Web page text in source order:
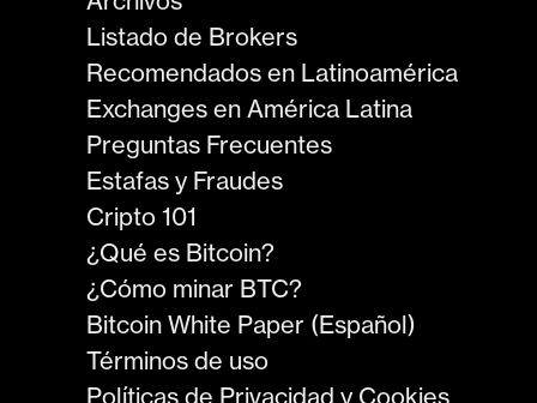
Listado de Brokers
Recomendados en Latinoamérica
Exchanges en América Latina
Preguntas Frecuentes
Estafas y Fraudes
Cripto 101
¿Qué es Bitcoin?
¿Cómo minar BTC?
Bitcoin White Paper (Español)
Términos de uso
Políticas de Privacidad y Cookies